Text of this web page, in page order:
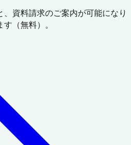
資料請求のご案内が可能になり
（無料）。